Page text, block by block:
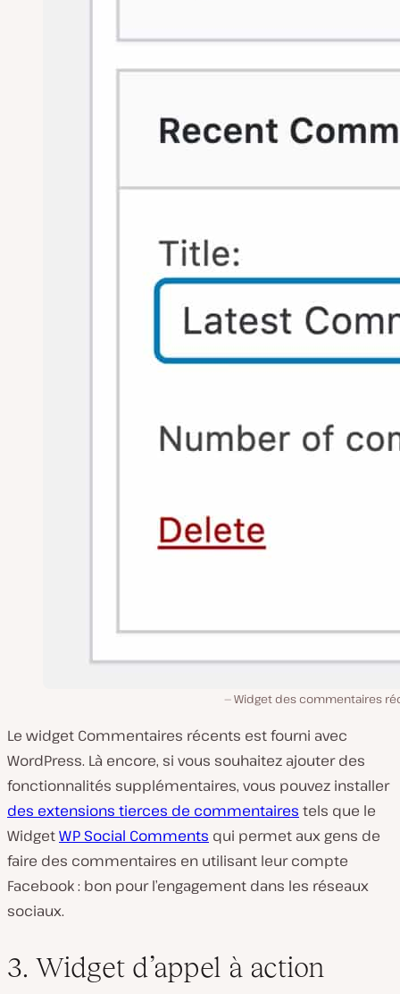
Widget des commentaires
Le widget Commentaires récents est fourni avec
WordPress. Là encore, si vous souhaitez ajouter des
fonctionnalités supplémentaires, vous pouvez installer
des extensions tierces de commentaires tels que le
WidgetWP Social Comments qui permet aux gens de
faire des commentaires en utilisant leur compte
Facebook : bon pour l’engagement dans les réseaux
sociaux.
3. Widget d’appel à action